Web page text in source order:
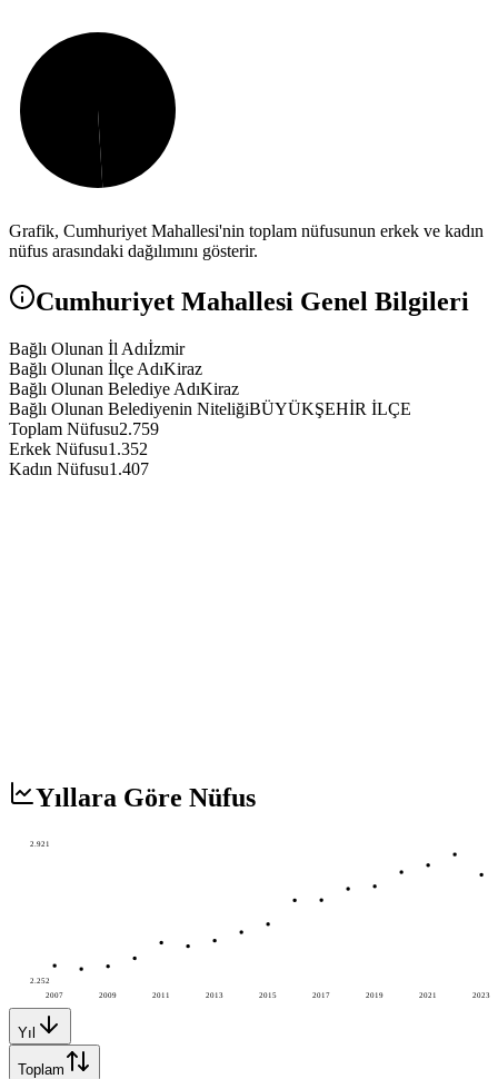
Grafik, Cumhuriyet Mahallesi'nin toplam nüfusunun erkek ve kadın
nüfus arasındaki dağılımını gösterir.
Cumhuriyet Mahallesi Genel Bilgileri
Bağlı Olunan İl Adıİzmir
Bağlı Olunan İlçe AdıKiraz
Bağlı Olunan Belediye AdıKiraz
Bağlı Olunan Belediyenin NiteliğiBÜYÜKŞEHİR İLÇE
Toplam Nüfusu2.759
Erkek Nüfusu1.352
Kadın Nüfusu1.407
Yıllara Göre Nüfus
2007 2009 2011 2013 2015 2017 2019 2021 2023
2.921
2.252
Yıl
Toplam